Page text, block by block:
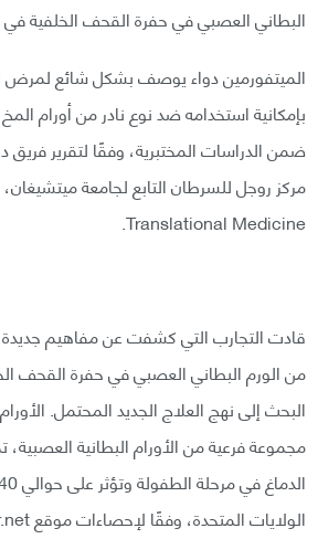
البطاني العصبي في حفرة القحف الخلفية في
الميتفورمين دواء يوصف بشكل شائع لمرض
بإمكانية استخدامه ضد نوع نادر من أورام
ضمن الدراسات المختبرية، وفقًا لتقرير فريق
Translational Medicine.
البحث إلى نهج العلاج الجديد المحتمل.
الولايات المتحدة، وفقًا لإحصاءات موقع Cancer.net.